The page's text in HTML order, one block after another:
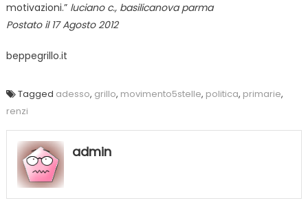
motivazioni.” luciano c., basilicanova parma
Postato il 17 Agosto 2012
beppegrillo.it
Tagged adesso, grillo, movimento5stelle, politica, primarie,
renzi
admin